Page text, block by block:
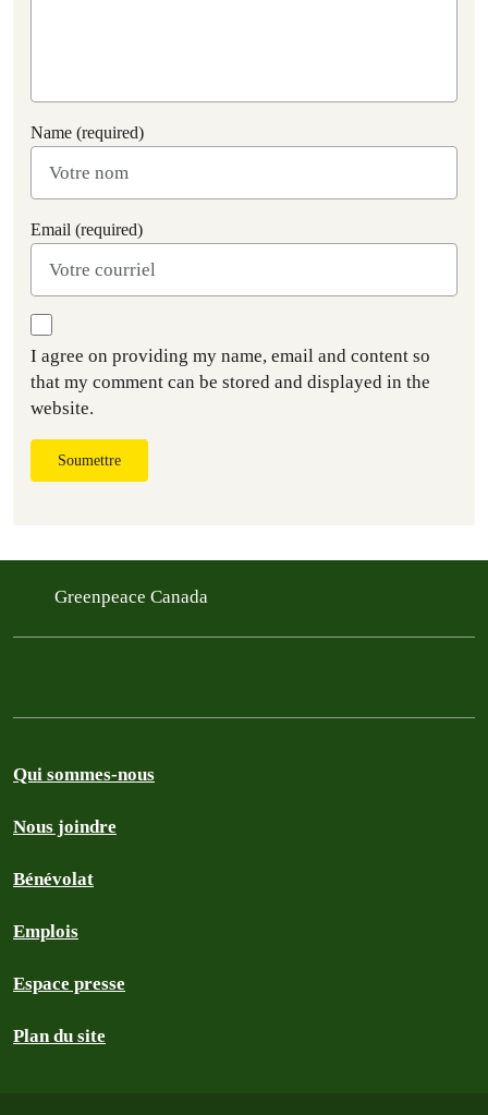
Name (required)
Email (required)
I agree on providing my name, email and content so
that my comment can be stored and displayed in the
website.
Soumettre
Greenpeace Canada
Qui sommes-nous
Nous joindre
Bénévolat
Emplois
Espace presse
Plan du site